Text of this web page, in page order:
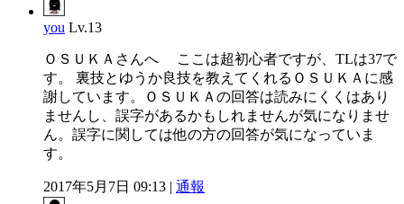
you Lv.13
ＯＳＵＫＡさんへ ここは超初心者ですが、TLは37で
す。 裏技とゆうか良技を教えてくれるＯＳＵＫＡに感
謝しています。ＯＳＵＫＡの回答は読みにくくはあり
ませんし、誤字があるかもしれませんが気になりませ
ん。誤字に関しては他の方の回答が気になっていま
す。
2017年5月7日 09:13 | 通報